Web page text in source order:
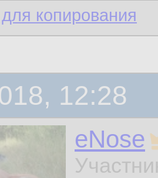
копирования
12:28
eNose